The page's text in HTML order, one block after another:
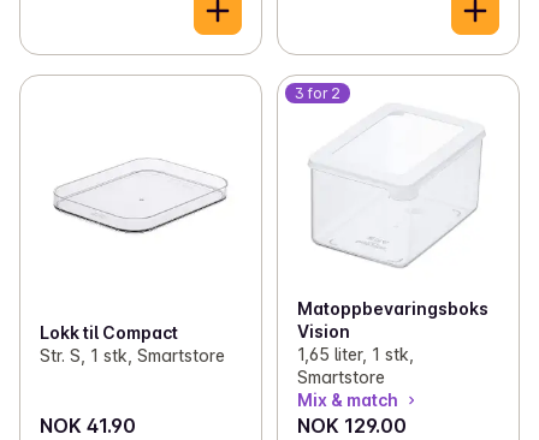
Lokk til Compact
Str. S, 1 stk, Smartstore
NOK 41.90
3 for 2
Matoppbevaringsboks
Vision
1,65 liter, 1 stk,
Smartstore
Mix & match
NOK 129.00